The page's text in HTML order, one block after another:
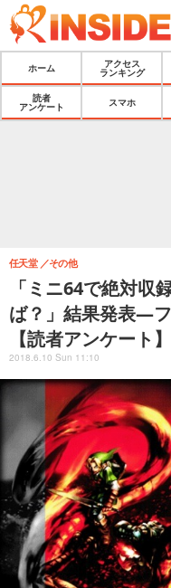
ホーム
アクセス
ランキング
読者
アンケート
スマホ
「ミニ64で絶対収
ば？」結果発表―
【読者アンケート
任天堂 その他
2018.6.10 Sun 11:10